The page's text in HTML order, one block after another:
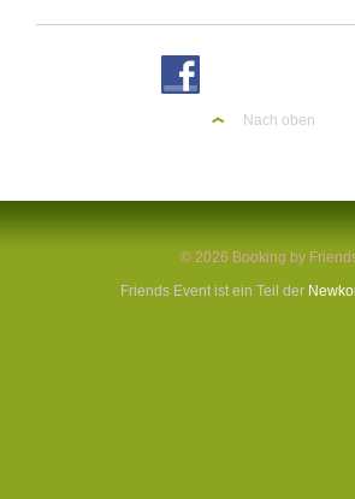
Nach oben
© 2026 Booking by
Friends Event ist ein Teil der